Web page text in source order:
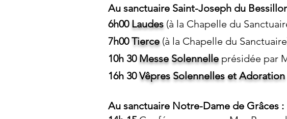
Au sanctuaire Saint-Joseph du
6h00Laudes (à la Chapelle du
7h00Tierce(à la Chapelle du
10h 30 Messe Solennelleprésidée par
16h 30 Vêpres Solennelles et Adoration
Au sanctuaire Notre-Dame de Grâces :